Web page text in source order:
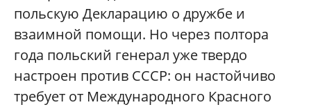
польскую Декларацию о дружбе и
взаимной помощи. Но через полтора
года польский генерал уже твердо
настроен против СССР: он настойчиво
требует от Международного Красного